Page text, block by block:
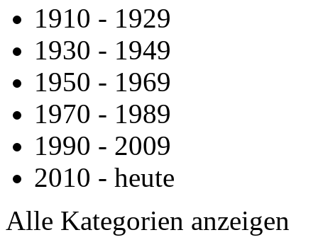
1910 -­ 1929
1930 -­ 1949
1950 - 1969
1970 -­ 1989
1990 -­ 2009
2010 -­ heute
Alle Kategorien anzeigen